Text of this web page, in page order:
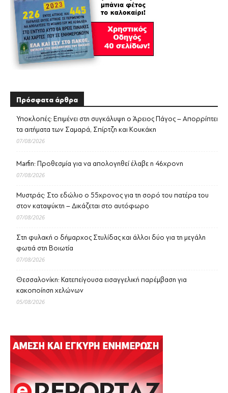
Πρόσφατα άρθρα
Υποκλοπές: Επιμένει στη συγκάλυψη ο Άρειος Πάγος – Απορρίπτει
τα αιτήματα των Σαμαρά, Σπίρτζη και Κουκάκη
07/08/2026
Marfin: Προθεσμία για να απολογηθεί έλαβε η 46χρονη
07/08/2026
Μυστράς: Στο εδώλιο ο 55χρονος για τη σορό του πατέρα του
στον καταψύκτη – Δικάζεται στο αυτόφωρο
07/08/2026
Στη φυλακή ο δήμαρχος Στυλίδας και άλλοι δύο για τη μεγάλη
φωτιά στη Βοιωτία
07/08/2026
Θεσσαλονίκη: Κατεπείγουσα εισαγγελική παρέμβαση για
κακοποίηση χελώνων
05/08/2026